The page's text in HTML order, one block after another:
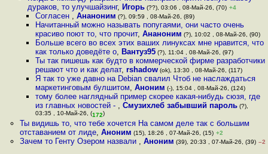
дураков, то улучшайзинг, Игорь(??), 03:06 , 08-Май-26, (70) +4
Согласен ,Ананоним (?), 09:59 , 08-Май-26, (89)
Начитанный можно называть попугаями, они часто очень
красиво поют то, что прочит,Ананоним (?), 10:02 , 08-Май-26, (90)
Больше всего во всех этих ваших линуксах мне нравится, что
как только доведёте о, Вантуз95 (?), 11:04 , 08-Май-26, (97)
Ты так пишешь как будто в коммерческой фирме разработчики
решают что и как делат,rshadow (ok), 13:30 , 08-Май-26, (117)
Я так то уже давно на Debian свалил Чтоб не наслаждаться
маркетинговым булшитом,Аноним (-), 15:04 , 08-Май-26, (124)
тому более наглядный пример скорее какая-нибудь сюзя, где
из главных новостей - ,Смузихлеб забывший пароль (?),
03:35 , 10-Май-26, (172)
Ты видишь то, что тебе хочется На самом деле так с большим
отставанием от лиде, Аноним (15), 18:26 , 07-Май-26, (15) +2
Зачем то Генту Озером назвали , Аноним (39), 20:33 , 07-Май-26, (39) –2